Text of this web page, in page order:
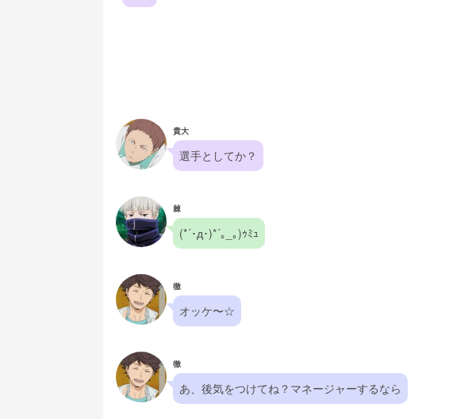
貴大
選手としてか？
棘
(*´･д･)*´｡_｡)ｩﾐｭ
徹
オッケ〜☆
徹
あ、後気をつけてね？マネージャーするなら